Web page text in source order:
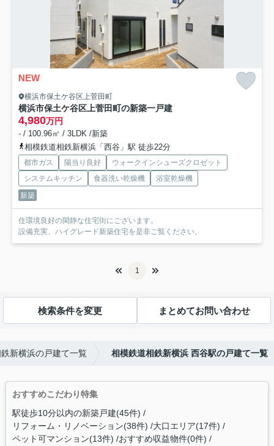
NEW
横浜市保土ケ谷区上菅田町
横浜市保土ケ谷区上菅田町の新築一戸建
4,980万円
- / 100.96㎡ / 3LDK /新築
相模鉄道相鉄新横浜「西谷」駅 徒歩22分
都市ガス 陽当り良好
ウォークインシューズクロゼット
システムキッチン
食器洗い乾燥機
浴室乾燥機
新築
住環境良好の閑静な住宅街にございます。
設備充実、ハイグレード新築住宅を是非ご覧ください。
1
検索条件を変更 まとめてお問い合わせ
新横浜の戸建て一覧 相模鉄道相鉄新横浜 西谷駅の戸建て一覧
おすすめこだわり特集
駅徒歩10分以内の新築戸建(45件)
リフォーム・リノベーション(38件) 大口エリア(17件)
ペット可マンション(13件) おすすめ収益物件(0件)